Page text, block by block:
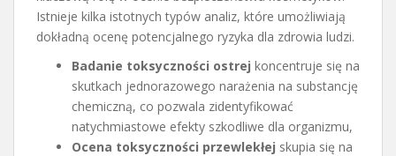
Istnieje kilka istotnych typów analiz, które umożliwiają
dokładną ocenę potencjalnego ryzyka dla zdrowia ludzi.
Badanie toksyczności ostrej koncentruje się na
skutkach jednorazowego narażenia na substancję
chemiczną, co pozwala zidentyfikować
natychmiastowe efekty szkodliwe dla organizmu,
Ocena toksyczności przewlekłej skupia się na